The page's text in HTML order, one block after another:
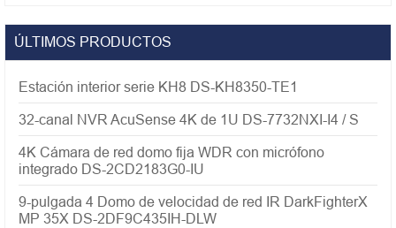
ÚLTIMOS PRODUCTOS
Estación interior serie KH8 DS-KH8350-TE1
32-canal NVR AcuSense 4K de 1U DS-7732NXI-I4 / S
4K Cámara de red domo fija WDR con micrófono
integrado DS-2CD2183G0-IU
9-pulgada 4 Domo de velocidad de red IR DarkFighterX
MP 35X DS-2DF9C435IH-DLW